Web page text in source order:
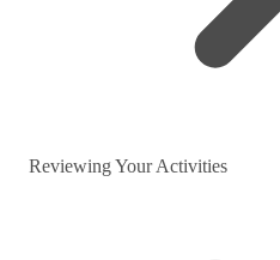
Reviewing Your Activities